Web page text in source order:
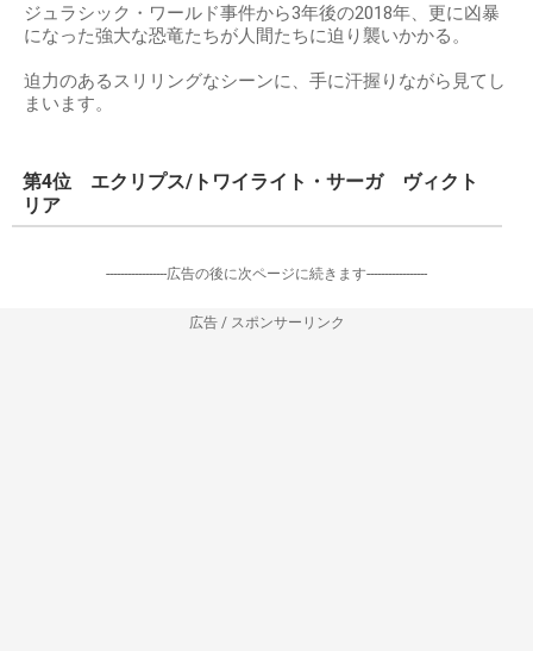
ジュラシック・ワールド事件から3年後の2018年、更に凶暴
になった強大な恐竜たちが人間たちに迫り襲いかかる。
迫力のあるスリリングなシーンに、手に汗握りながら見てし
まいます。
第4位 エクリプス/トワイライト・サーガ ヴィクト
リア
-----------------広告の後に次ページに続きます-----------------
広告 / スポンサーリンク